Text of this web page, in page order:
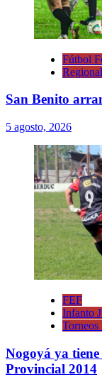
Fútbol
San Benito
5 agosto, 2026
FEF
Infanto
Torneos
Nogoyá ya
Provincial 2014